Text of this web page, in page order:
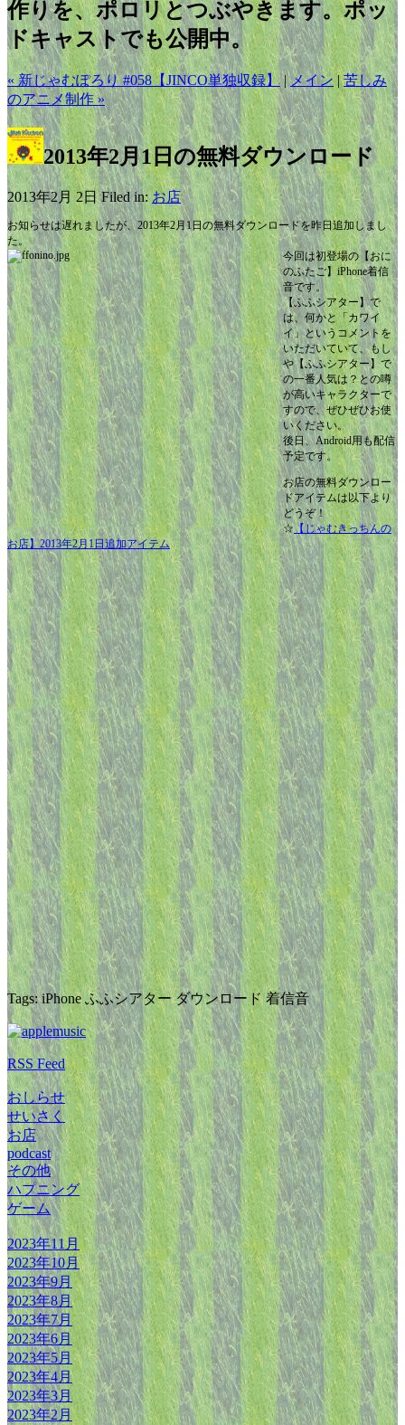
作りを、ポロリとつぶやきます。ポッ
ドキャストでも公開中。
« 新じゃむぽろり #058【JINCO単独収録】|メイン|苦しみ
のアニメ制作 »
2013年2月1日の無料ダウンロード
2013年2月 2日 Filed in:お店
お知らせは遅れましたが、2013年2月1日の無料ダウンロードを昨日追加しまし
た。
今回は初登場の【おに
のふたご】iPhone着信
音です。
【ふふシアター】で
は、何かと「カワイ
イ」というコメントを
いただいていて、もし
や【ふふシアター】で
の一番人気は？との噂
が高いキャラクターで
すので、ぜひぜひお使
いください。
後日、Android用も配信
予定です。
お店の無料ダウンロー
ドアイテムは以下より
どうぞ！
☆【じゃむきっちんの
お店】2013年2月1日追加アイテム
Tags: iPhone ふふシアター ダウンロード 着信音
RSS Feed
おしらせ
せいさく
お店
podcast
その他
ハプニング
ゲーム
2023年11月
2023年10月
2023年9月
2023年8月
2023年7月
2023年6月
2023年5月
2023年4月
2023年3月
2023年2月